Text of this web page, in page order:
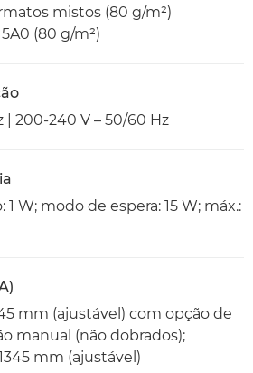
mistos (80 g/m²)
(80 g/m²)
| 200-240 V – 50/60 Hz
W; modo de espera: 15 W; máx.:
mm (ajustável) com opção de
manual (não dobrados);
mm (ajustável)